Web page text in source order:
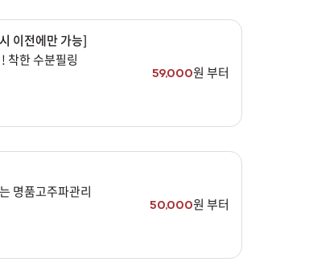
이전에만 가능]
착한 수분필링
59,000원 부터
명품고주파관리
50,000원 부터